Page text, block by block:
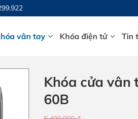
vân tay Khóa điện tử Tin
Khóa cửa vân
60B